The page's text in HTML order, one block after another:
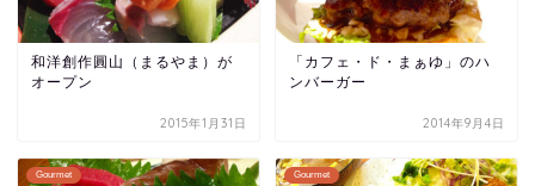
和洋創作圓山（まるやま）が
オープン
2015年1月31日
「カフェ・ド・まぁゆ」のハ
ンバーガー
2014年9月4日
Gourmet Gourmet